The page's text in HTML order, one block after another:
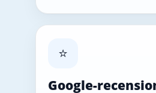
⭐
Google-